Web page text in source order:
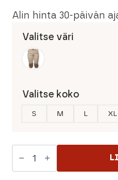
Alin hinta 30-päivän
Valitse väri
Valitse koko
S M L XL
Amundsen
Vagabond
Knickerbockers